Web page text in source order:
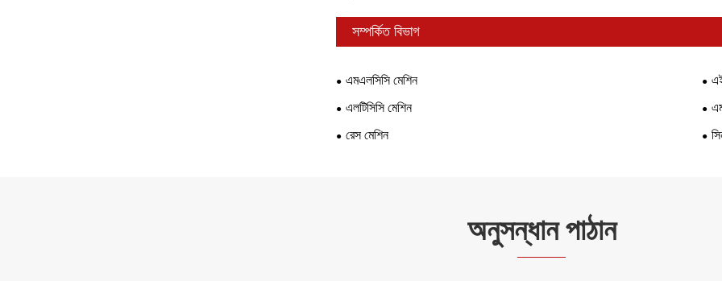
সম্পর্কিত বিভাগ
এমএলসিসি মেশিন
এলটিসিসি মেশিন
রেস মেশিন
অনুসন্ধান পাঠান